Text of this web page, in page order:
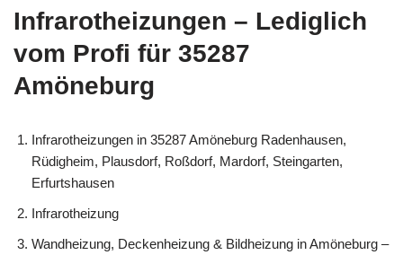
Infrarotheizungen – Lediglich
vom Profi für 35287
Amöneburg
Infrarotheizungen in 35287 Amöneburg Radenhausen,
Rüdigheim, Plausdorf, Roßdorf, Mardorf, Steingarten,
Erfurtshausen
Infrarotheizung
Wandheizung, Deckenheizung & Bildheizung in Amöneburg –